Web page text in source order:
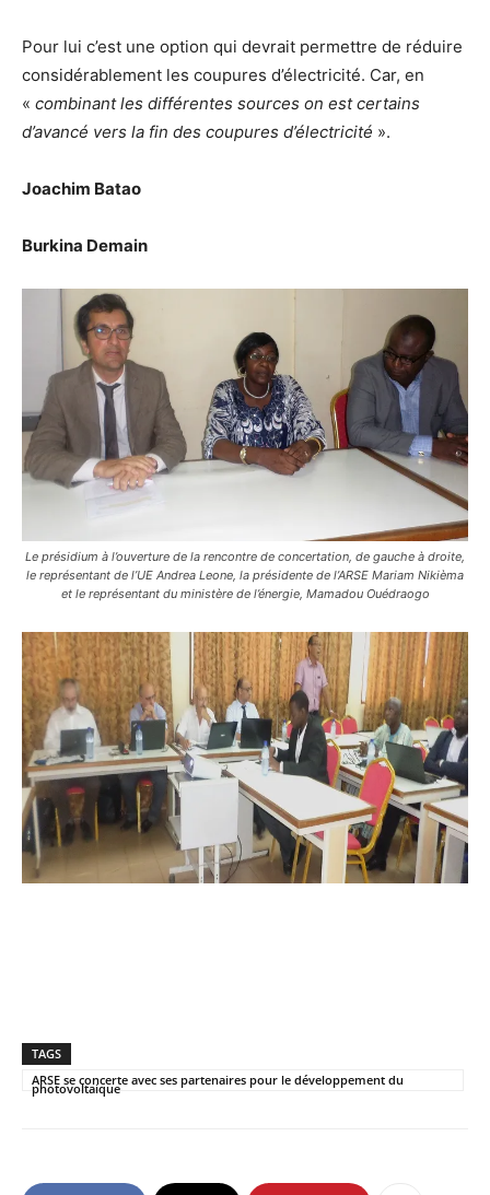
Pour lui c’est une option qui devrait permettre de réduire
considérablement les coupures d’électricité. Car, en
« combinant les différentes sources on est certains
d’avancé vers la fin des coupures d’électricité ».
Joachim Batao
Burkina Demain
Le présidium à l’ouverture de la rencontre de concertation, de gauche à droite,
le représentant de l’UE Andrea Leone, la présidente de l’ARSE Mariam Nikièma
et le représentant du ministère de l’énergie, Mamadou Ouédraogo
TAGS
ARSE se concerte avec ses partenaires pour le développement du
photovoltaique